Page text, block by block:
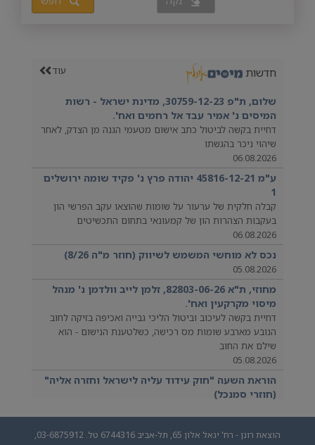
עוד חדשות
שלום, ת"פ 30759-12-23, מדינת ישראל - רשות
המיסים נ' אמיר עבד אל רחמים ואח'.
דחיית בקשה לביטול כתב אישום מטעמי הגנה מן הצדק, לאחר
שיהוי ניכר בהגשתו
06.08.2026
ע"מ 45816-12-21 יהודה פרץ נ' פקיד שומה ירושלים
1
קבלה חלקית של ערעור על שומות שהוצאו עקב הפרשי הון
בעקבות הצהרות הון של קמעונאי בתחום התכשיטים
06.08.2026
נכס לא מוחשי המשמש לשיווק (חוזר מ"ה 8/26)
05.08.2026
מחוזי, ת"א 82803-06-26, זלמן לייב וולדמן נ' מנהל
מיסוי מקרקעין ואח'.
דחיית בקשה לעיכוב וביטול הליכי גבייה ואכיפה בזיקה לחוב
הנובע מארבע שומות מס רכישה, כשלטענת הנישום - הוא
שילם את החוב
05.08.2026
הוראת השעה "חוק עידוד עליה לישראל וחזרה אליה"
(חוזרי סמנכל)
הוצאת רונן - רח' יגאל אלון 65, תל-אביב 6744316 טל. 03-6875912,